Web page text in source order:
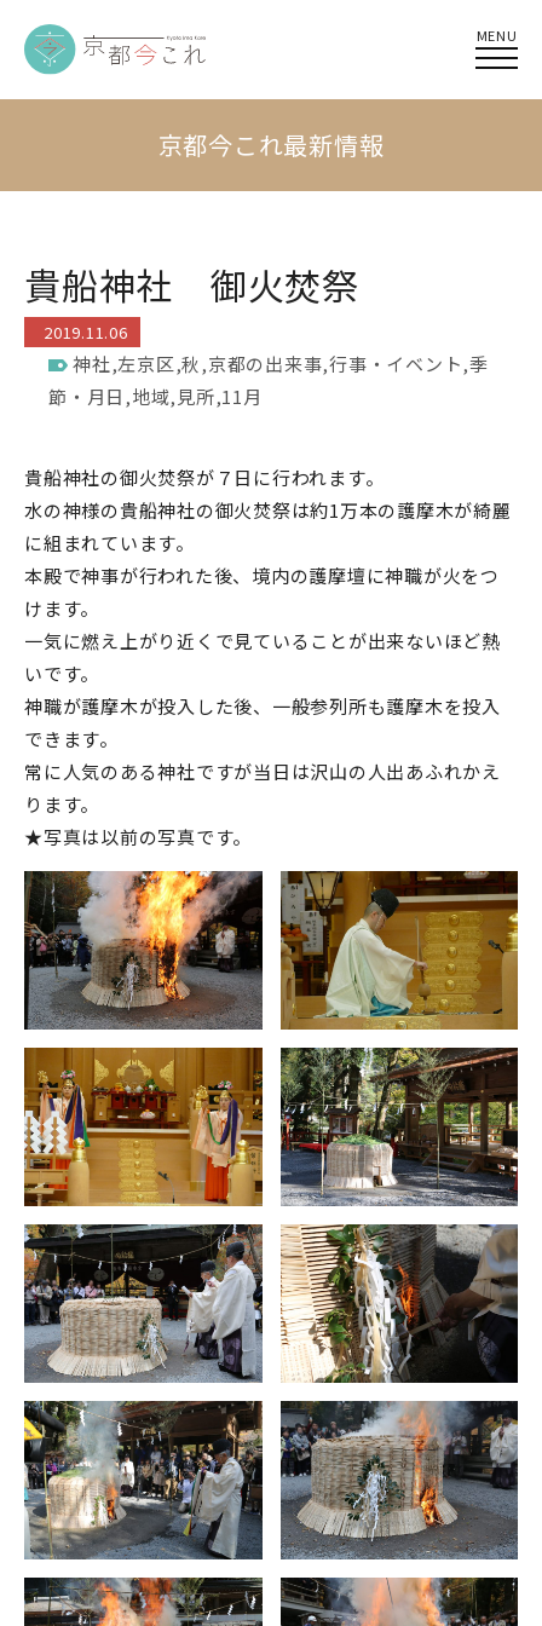
MENU
京都今これ最新情報
貴船神社 御火焚祭
2019.11.06
神社,左京区,秋,京都の出来事,行事・イベント,季
節・月日 ,地域,見所,11月
貴船神社の御火焚祭が７日に行われます。
水の神様の貴船神社の御火焚祭は約1万本の護摩木が綺麗
に組まれています。
本殿で神事が行われた後、境内の護摩壇に神職が火をつ
けます。
一気に燃え上がり近くで見ていることが出来ないほど熱
いです。
神職が護摩木が投入した後、一般参列所も護摩木を投入
できます。
常に人気のある神社ですが当日は沢山の人出あふれかえ
ります。
★写真は以前の写真です。